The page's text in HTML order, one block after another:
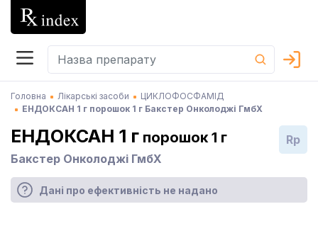
Головна Лікарські засоби
ЦИКЛОФОСФАМІД
ЕНДОКСАН 1 г порошок 1 г Бакстер Онколоджі ГмбХ
ЕНДОКСАН 1 г порошок 1 г
Бакстер Онколоджі ГмбХ
Rp
Дані про ефективність не надано